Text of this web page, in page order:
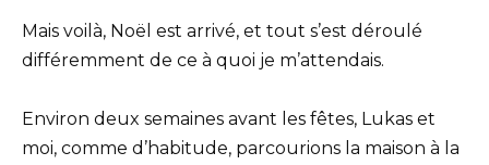
Mais voilà, Noël est arrivé, et tout s’est déroulé
différemment de ce à quoi je m’attendais.
Environ deux semaines avant les fêtes, Lukas et
moi, comme d’habitude, parcourions la maison à la